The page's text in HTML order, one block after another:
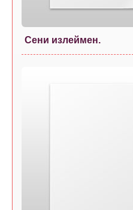
Сени излеймен.